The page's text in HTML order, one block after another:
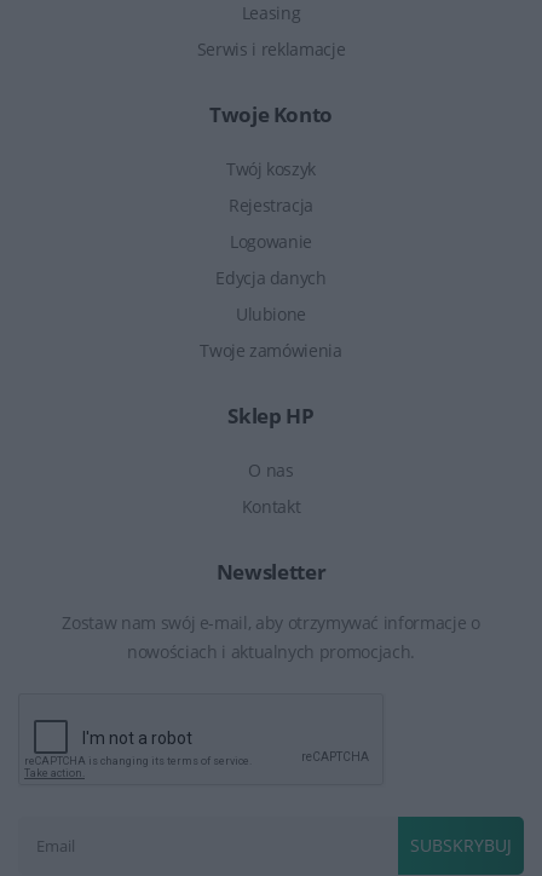
Leasing
Serwis i reklamacje
Twoje Konto
Twój koszyk
Rejestracja
Logowanie
Edycja danych
Ulubione
Twoje zamówienia
Sklep HP
O nas
Kontakt
Newsletter
Zostaw nam swój e-mail, aby otrzymywać informacje o
nowościach i aktualnych promocjach.
SUBSKRYBUJ